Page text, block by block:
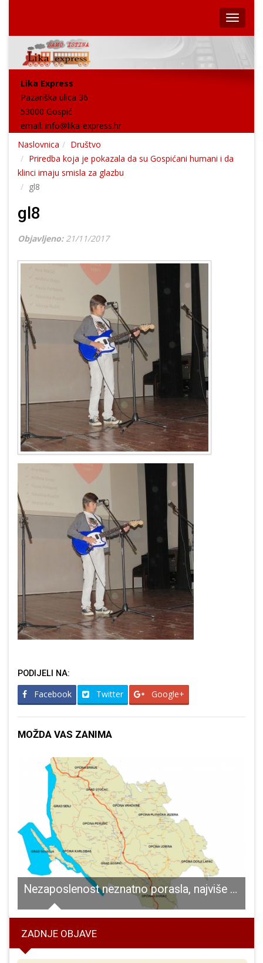
Lika Express
Pazariška ulica 36
53000 Gospić
email: info@lika-express.hr
Naslovnica
Društvo
Priredba koja je pokazala da su Gospićani humani i da
klinci imaju smisla za glazbu
gl8
gl8
Objavljeno: 21/11/2017
PODIJELI NA:
Facebook Twitter Google+
MOŽDA VAS ZANIMA
Nezaposlenost neznatno porasla, najviše potreba za pomoćnicima u kući i čuvarima
ZADNJE OBJAVE